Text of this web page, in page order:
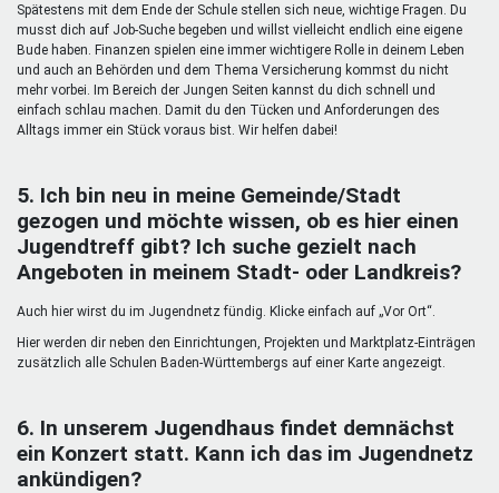
Spätestens mit dem Ende der Schule stellen sich neue, wichtige Fragen. Du
musst dich auf Job-Suche begeben und willst vielleicht endlich eine eigene
Bude haben. Finanzen spielen eine immer wichtigere Rolle in deinem Leben
und auch an Behörden und dem Thema Versicherung kommst du nicht
mehr vorbei. Im Bereich der Jungen Seiten kannst du dich schnell und
einfach schlau machen. Damit du den Tücken und Anforderungen des
Alltags immer ein Stück voraus bist. Wir helfen dabei!
5. Ich bin neu in meine Gemeinde/Stadt
gezogen und möchte wissen, ob es hier einen
Jugendtreff gibt? Ich suche gezielt nach
Angeboten in meinem Stadt- oder Landkreis?
Auch hier wirst du im Jugendnetz fündig. Klicke einfach auf „Vor Ort“.
Hier werden dir neben den Einrichtungen, Projekten und Marktplatz-Einträgen
zusätzlich alle Schulen Baden-Württembergs auf einer Karte angezeigt.
6. In unserem Jugendhaus findet demnächst
ein Konzert statt. Kann ich das im Jugendnetz
ankündigen?